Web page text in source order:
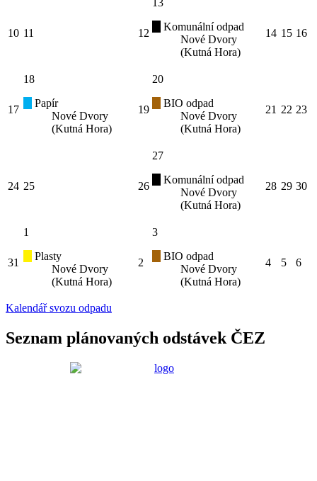
10 11 12
Komunální odpad
Nové Dvory
(Kutná Hora)
14 15 16
17
18
Papír
Nové Dvory
(Kutná Hora)
19
20
BIO odpad
Nové Dvory
(Kutná Hora)
21 22 23
24 25 26
27
Komunální odpad
Nové Dvory
(Kutná Hora)
28 29 30
31
1
Plasty
Nové Dvory
(Kutná Hora)
2
3
BIO odpad
Nové Dvory
(Kutná Hora)
4 5 6
Kalendář svozu odpadu
Seznam plánovaných odstávek ČEZ